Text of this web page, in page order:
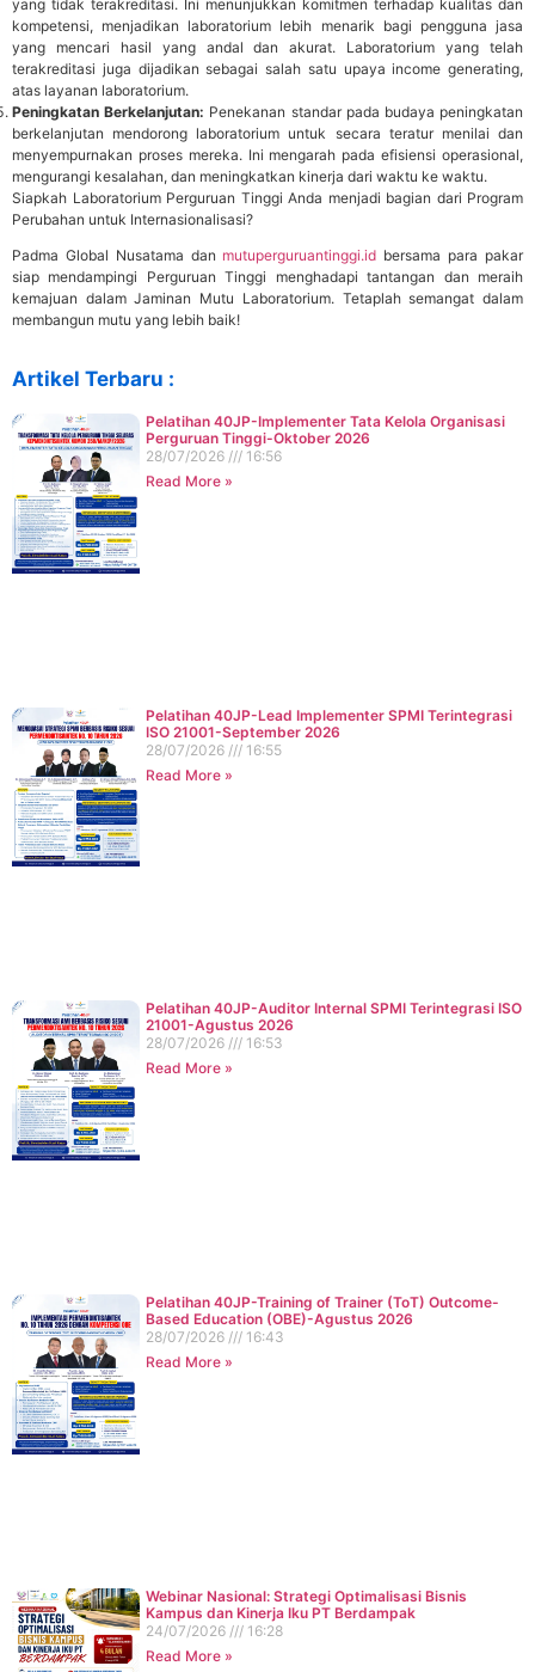
yang tidak terakreditasi. Ini menunjukkan komitmen terhadap kualitas dan
kompetensi, menjadikan laboratorium lebih menarik bagi pengguna jasa
yang mencari hasil yang andal dan akurat. Laboratorium yang telah
terakreditasi juga dijadikan sebagai salah satu upaya income generating,
atas layanan laboratorium.
Peningkatan Berkelanjutan: Penekanan standar pada budaya peningkatan
berkelanjutan mendorong laboratorium untuk secara teratur menilai dan
menyempurnakan proses mereka. Ini mengarah pada efisiensi operasional,
mengurangi kesalahan, dan meningkatkan kinerja dari waktu ke waktu.
Siapkah Laboratorium Perguruan Tinggi Anda menjadi bagian dari Program
Perubahan untuk Internasionalisasi?
Padma Global Nusatama dan mutuperguruantinggi.id bersama para pakar
siap mendampingi Perguruan Tinggi menghadapi tantangan dan meraih
kemajuan dalam Jaminan Mutu Laboratorium. Tetaplah semangat dalam
membangun mutu yang lebih baik!
Artikel Terbaru :
Pelatihan 40JP-Implementer Tata Kelola Organisasi
Perguruan Tinggi-Oktober 2026
28/07/2026
16:56
Read More »
Pelatihan 40JP-Lead Implementer SPMI Terintegrasi
ISO 21001-September 2026
28/07/2026
16:55
Read More »
Pelatihan 40JP-Auditor Internal SPMI Terintegrasi ISO
21001-Agustus 2026
28/07/2026
16:53
Read More »
Pelatihan 40JP-Training of Trainer (ToT) Outcome-
Based Education (OBE)-Agustus 2026
28/07/2026
16:43
Read More »
Webinar Nasional: Strategi Optimalisasi Bisnis
Kampus dan Kinerja Iku PT Berdampak
24/07/2026
16:28
Read More »